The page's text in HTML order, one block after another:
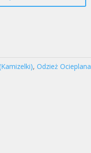
,Odzież Ocieplana